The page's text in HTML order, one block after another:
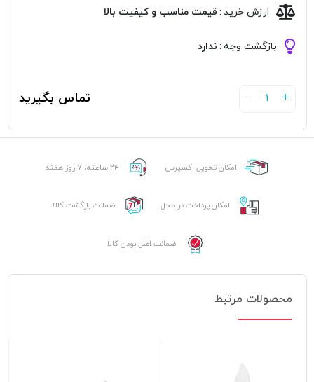
ارزش خرید : قیمت مناسب و کیفیت بالا
بازگشت وجه : ندارد
1 تماس بگیرید
امکان تحویل اکسپرس ۲۴ ساعته، ۷ روز هفته
امکان پرداخت در محل ضمانت بازگشت کالا
ضمانت اصل بودن کالا
محصولات مرتبط